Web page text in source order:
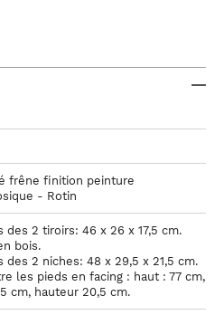
frêne finition peinture
- Rotin
des 2 tiroirs: 46 x 26 x 17,5 cm.
bois.
des 2 niches: 48 x 29,5 x 21,5 cm.
les pieds en facing : haut : 77 cm,
cm, hauteur 20,5 cm.